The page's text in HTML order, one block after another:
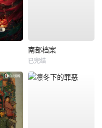
南部档案
已完结